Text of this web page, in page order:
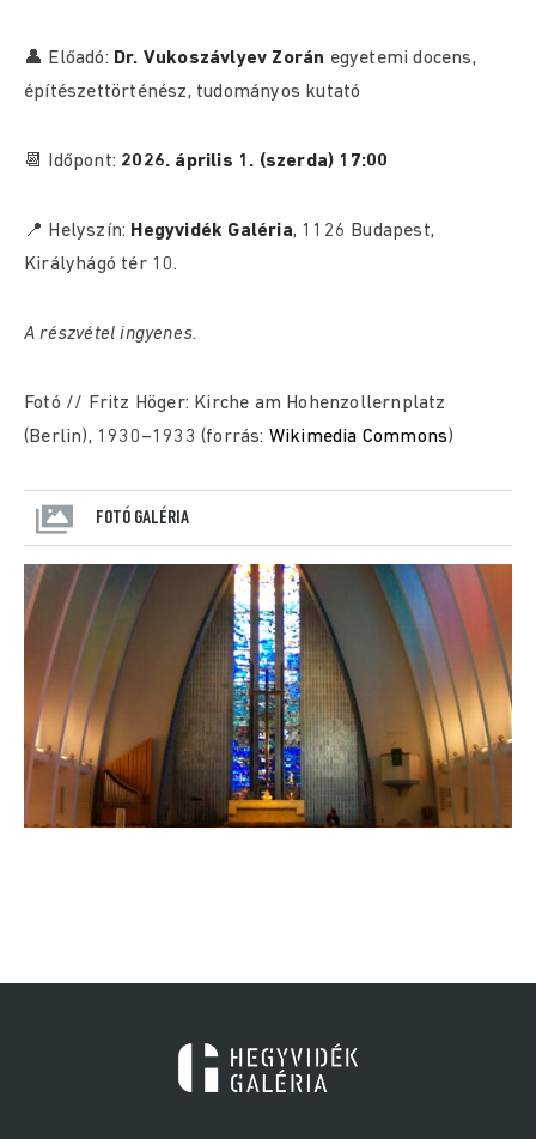
👤 Előadó: Dr. Vukoszávlyev Zorán egyetemi docens,
építészettörténész, tudományos kutató
📆 Időpont: 2026. április 1. (szerda) 17:00
📍 Helyszín: Hegyvidék Galéria, 1126 Budapest,
Királyhágó tér 10.
A részvétel ingyenes.
Fotó // Fritz Höger: Kirche am Hohenzollernplatz
(Berlin), 1930–1933 (forrás: Wikimedia Commons)
FOTÓ GALÉRIA